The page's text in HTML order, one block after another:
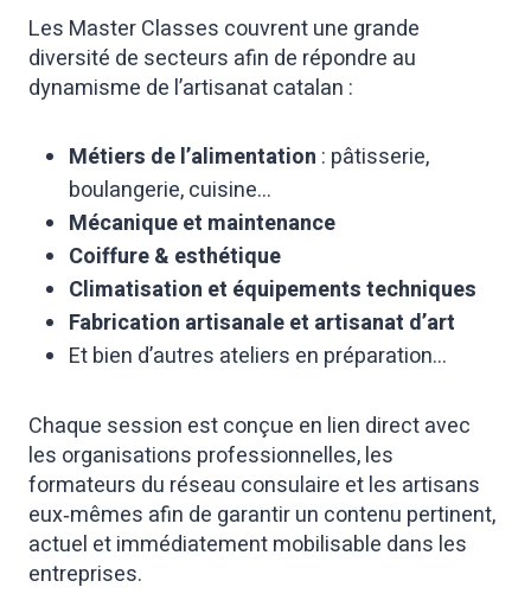
Les Master Classes couvrent une grande
diversité de secteurs afin de répondre au
dynamisme de l’artisanat catalan :
Métiers de l’alimentation : pâtisserie,
boulangerie, cuisine…
Mécanique et maintenance
Coiffure & esthétique
Climatisation et équipements techniques
Fabrication artisanale et artisanat d’art
Et bien d’autres ateliers en préparation…
Chaque session est conçue en lien direct avec
les organisations professionnelles, les
formateurs du réseau consulaire et les artisans
eux‑mêmes afin de garantir un contenu pertinent,
actuel et immédiatement mobilisable dans les
entreprises.